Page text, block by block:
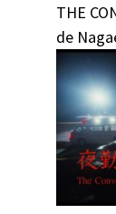
THE
de